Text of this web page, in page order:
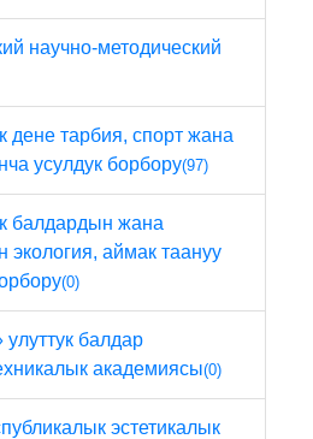
научно-методический
дене тарбия, спорт жана
усулдук борбору(97)
балдардын жана
экология, аймак таануу
(0)
балдар
академиясы(0)
эстетикалык